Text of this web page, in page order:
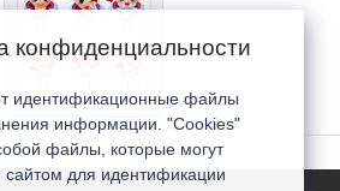
конфиденциальности
идентификационные файлы
информации. "Cookies"
файлы, которые могут
сайтом для идентификации